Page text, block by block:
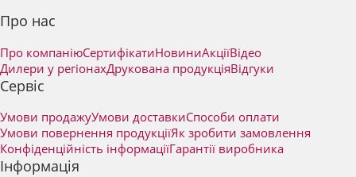
Про нас
Про компаніюСертифікатиНовиниАкціїВідео
Дилери у регіонахДрукована продукціяВідгуки
Сервіс
Умови продажуУмови доставкиСпособи оплати
Умови повернення продукціїЯк зробити замовлення
Конфіденційність інформаціїГарантії виробника
Інформація